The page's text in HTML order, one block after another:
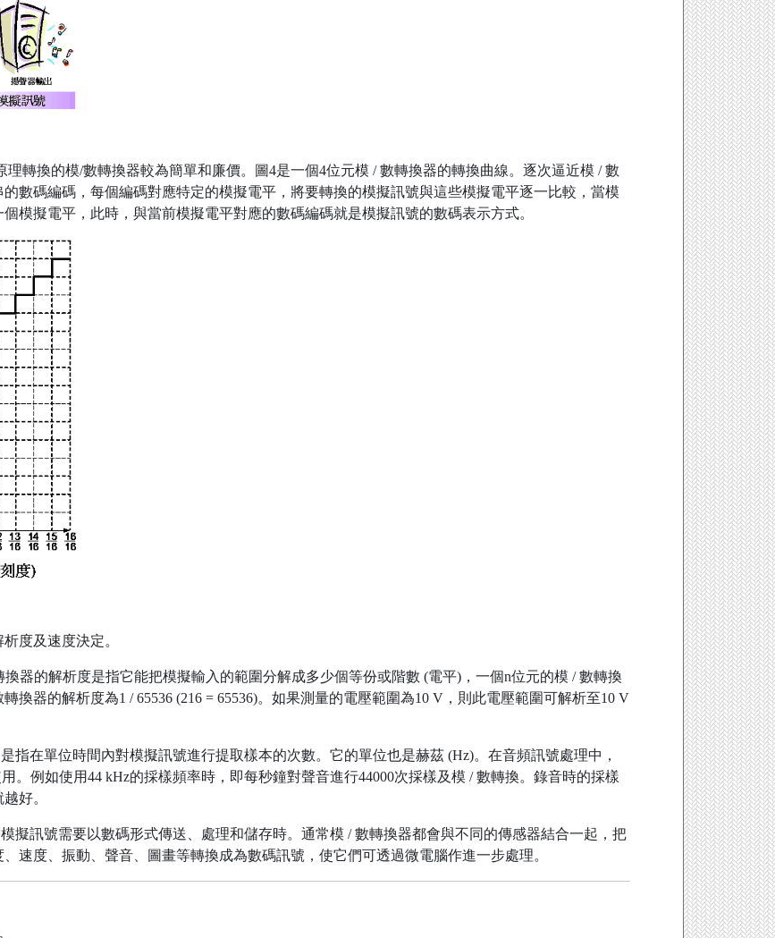
轉換的模/數轉換器較為簡單和廉價。圖4是一個4位元模 / 數轉換器的轉換曲線。逐次逼近模 / 數
數碼編碼，每個編碼對應特定的模擬電平，將要轉換的模擬訊號與這些模擬電平逐一比較，當模
模擬電平，此時，與當前模擬電平對應的數碼編碼就是模擬訊號的數碼表示方式。
度及速度決定。
器的解析度是指它能把模擬輸入的範圍分解成多少個等份或階數 (電平)，一個n位元的模 / 數轉換
換器的解析度為1 / 65536 (216 = 65536)。如果測量的電壓範圍為10 V，則此電壓範圍可解析至10 V
指在單位時間內對模擬訊號進行提取樣本的次數。它的單位也是赫茲 (Hz)。在音頻訊號處理中，
。例如使用44 kHz的採樣頻率時，即每秒鐘對聲音進行44000次採樣及模 / 數轉換。錄音時的採樣
好。
擬訊號需要以數碼形式傳送、處理和儲存時。通常模 / 數轉換器都會與不同的傳感器結合一起，把
速度、振動、聲音、圖畫等轉換成為數碼訊號，使它們可透過微電腦作進一步處理。